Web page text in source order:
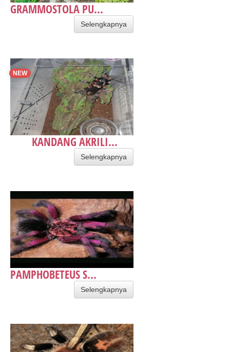
GRAMMOSTOLA PU...
Selengkapnya
NEW
KANDANG AKRILI...
Selengkapnya
PAMPHOBETEUS S...
Selengkapnya